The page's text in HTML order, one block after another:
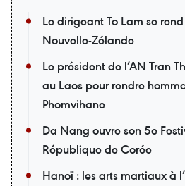
Le dirigeant To Lam se
Nouvelle-Zélande
Le président de l’AN Tran
au Laos pour rendre
Phomvihane
Da Nang ouvre son 5e
République de Corée
Hanoï : les arts martiaux à